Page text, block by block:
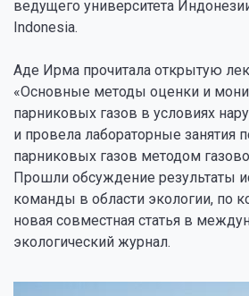
ведущего университета
Indonesia.
Аде Ирма прочитала открытую
«Основные методы оценки и
парниковых газов в условиях
и провела лабораторные занятия
парниковых газов методом
Прошли обсуждение результаты
команды в области экологии, по
новая совместная статья в
экологический журнал.